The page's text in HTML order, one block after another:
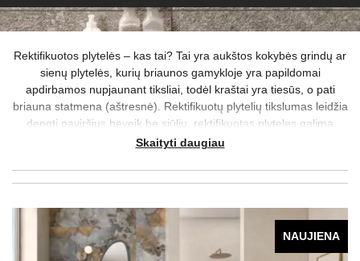
Rektifikuotos plytelės – kas tai? Tai yra aukštos kokybės grindų ar
sienų plytelės, kurių briaunos gamykloje yra papildomai
apdirbamos nupjaunant tiksliai, todėl kraštai yra tiesūs, o pati
briauna statmena (aštresnė). Rektifikuotų plytelių tikslumas leidžia
dengti paviršius beveik be siūlių, rektifikuotas plyteles galima
klijuoti su 1-2 mm siūle. Tokiu atveju užtikrinsite estetišką ir subtilų
Rektifikuota plytelė yra ypatingai populiari moderniuose
plytelės gali būti naudojamos tiek grindims, tiek sienoms,
pritaikant įvairius dizaino stilius, nuo urbanistinio iki minimalistinio.
Rektifikuotos plytelės dažnai pasižymi dideliu atsparumu drėgmei,
Skaityti daugiau
NAUJIENA